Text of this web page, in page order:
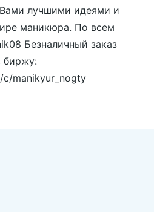
лучшими идеями и
маникюра. По всем
Безналичный заказ
биржу:
manikyur_nogty